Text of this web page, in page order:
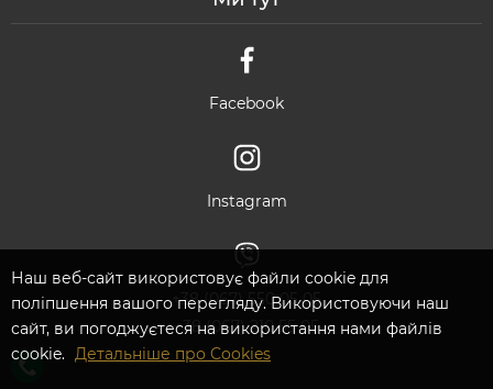
Facebook
Instagram
+38 (067) 550 05 05
+38 (067) 210 55 05
Наш веб-сайт використовує файли cookie для
поліпшення вашого перегляду. Використовуючи наш
сайт, ви погоджуєтеся на використання нами файлів
cookie. Детальніше про Cookies